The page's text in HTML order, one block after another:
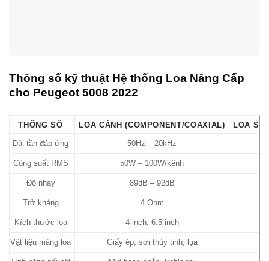
Thông số kỹ thuật Hệ thống Loa Nâng Cấp
cho Peugeot 5008 2022
THÔNG SỐ LOA CÁNH (COMPONENT/COAXIAL) LOA
Dải tần đáp ứng 50Hz – 20kHz
Công suất RMS 50W – 100W/kênh
Độ nhạy 89dB – 92dB
Trở kháng 4 Ohm
Kích thước loa 4-inch, 6.5-inch
Vật liệu màng loa Giấy ép, sợi thủy tinh, lụa